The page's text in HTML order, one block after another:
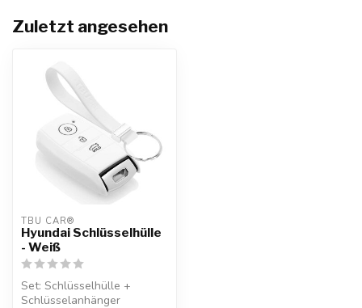
Zuletzt angesehen
TBU CAR®
Hyundai Schlüsselhülle
- Weiß
Set: Schlüsselhülle +
Schlüsselanhänger